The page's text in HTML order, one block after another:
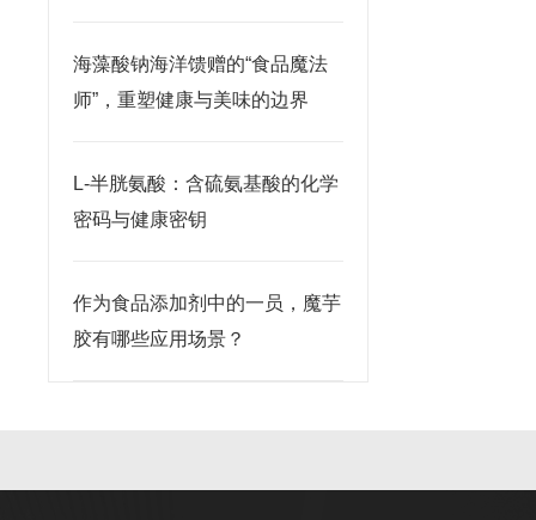
海藻酸钠海洋馈赠的“食品魔法
师”，重塑健康与美味的边界
L-半胱氨酸：含硫氨基酸的化学
密码与健康密钥
作为食品添加剂中的一员，魔芋
胶有哪些应用场景？